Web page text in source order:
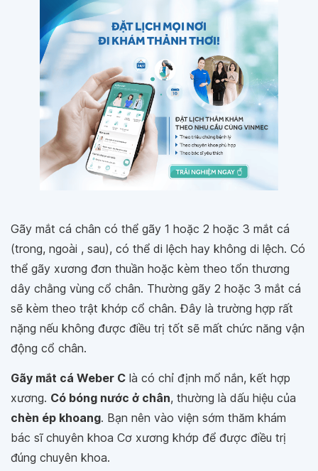
Gãy mắt cá chân có thể gãy 1 hoặc 2 hoặc 3 mắt cá
(trong, ngoài , sau), có thể di lệch hay không di lệch. Có
thể gãy xương đơn thuần hoặc kèm theo tổn thương
dây chằng vùng cổ chân. Thường gãy 2 hoặc 3 mắt cá
sẽ kèm theo trật khớp cổ chân. Đây là trường hợp rất
nặng nếu không được điều trị tốt sẽ mất chức năng vận
động cổ chân.
Gãy mắt cá Weber C là có chỉ định mổ nắn, kết hợp
xương. Có bóng nước ở chân, thường là dấu hiệu của
chèn ép khoang. Bạn nên vào viện sớm thăm khám
bác sĩ chuyên khoa Cơ xương khớp để được điều trị
đúng chuyên khoa.